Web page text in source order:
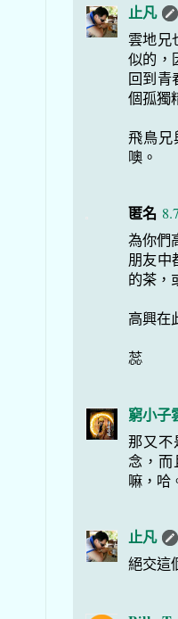
止凡
雲地兄
似的，
回到青
個孤獨
飛鳥兄
噢。
匿名
為你們
朋友中
的茶，
高興在
蕊
窮小子
那又不
念，
嘛，哈
止凡
絕交這